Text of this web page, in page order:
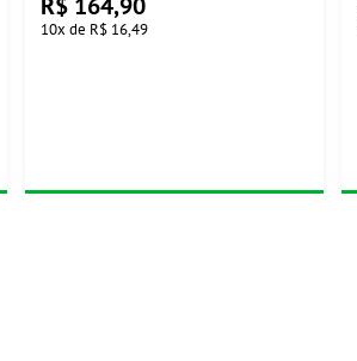
10x de R$ 16,49